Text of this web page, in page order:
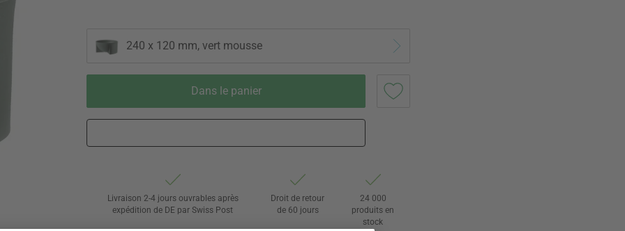
240 x 120 mm, vert mousse
Dans le panier
Livraison 2-4 jours ouvrables après
expédition de DE par Swiss Post
Droit de retour
de 60 jours
24 000
produits en
stock